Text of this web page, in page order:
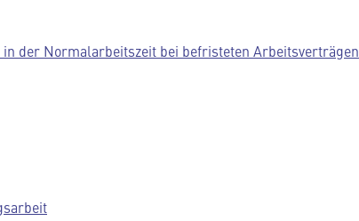
der Normalarbeitszeit bei befristeten Arbeitsverträgen